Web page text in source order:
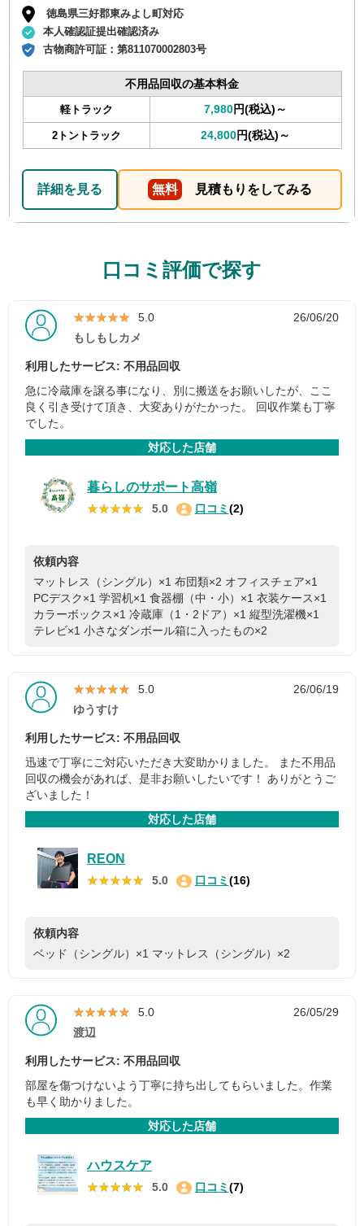
徳島県三好郡東みよし町対応
本人確認証提出確認済み
古物商許可証：第811070002803号
不用品回収の基本料金
軽トラック 7,980円(税込)～
2トントラック 24,800円(税込)～
詳細を見る 無料 見積もりをしてみる
口コミ評価で探す
★★★★★
★★★★★ 5.0
26/06/20
もしもしカメ
利用したサービス: 不用品回収
急に冷蔵庫を譲る事になり、別に搬送をお願いしたが、ここ
良く引き受けて頂き、大変ありがたかった。 回収作業も丁寧
でした。
対応した店舗
暮らしのサポート高嶺
★★★★★
★★★★★ 5.0 口コミ (2)
依頼内容
マットレス（シングル）×1 布団類×2 オフィスチェア×1
PCデスク×1 学習机×1 食器棚（中・小）×1 衣装ケース×1
カラーボックス×1 冷蔵庫（1・2ドア）×1 縦型洗濯機×1
テレビ×1 小さなダンボール箱に入ったもの×2
★★★★★
★★★★★ 5.0
26/06/19
ゆうすけ
利用したサービス: 不用品回収
迅速で丁寧にご対応いただき大変助かりました。 また不用品
回収の機会があれば、是非お願いしたいです！ ありがとうご
ざいました！
対応した店舗
REON
★★★★★
★★★★★ 5.0 口コミ (16)
依頼内容
ベッド（シングル）×1 マットレス（シングル）×2
★★★★★
★★★★★ 5.0
26/05/29
渡辺
利用したサービス: 不用品回収
部屋を傷つけないよう丁寧に持ち出してもらいました。作業
も早く助かりました。
対応した店舗
ハウスケア
★★★★★
★★★★★ 5.0 口コミ (7)